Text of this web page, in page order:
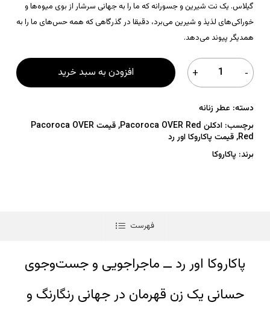
گیلاس. یک نت شیرین و جسورانه که ما را به جهانی سرشار از بوی میوه‌ها و
خوراکی‌های لذیذ و شیرین می‌برد، دقیقا در گذرگاهی که همه حس‌های ما را به
همدیگر پیوند می‌دهد.
افزودن به سبد خرید
دسته: عطر زنانه
برچسب: ادکلن Pacoroca OVER Red ,
قیمت Pacoroca OVER
Red
,قیمت پاکاروکا اور رد
برند: پاکاروکا
فهرست
پاکاروکا اور رد ــ ماجراجویی و جست‌وجوی
حسانی یک زن قهرمان در جهانی رنگارنگ و